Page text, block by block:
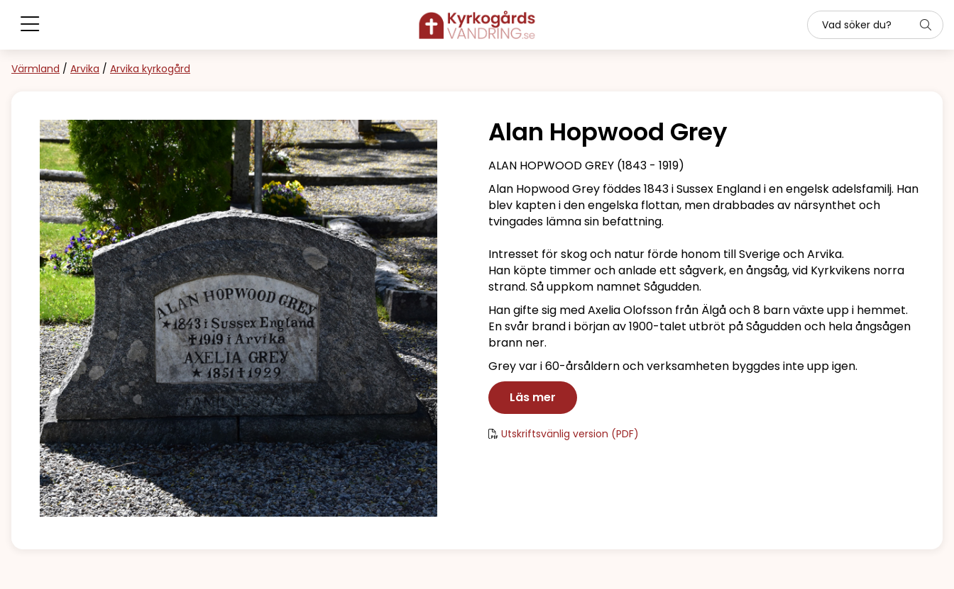
Värmland / Arvika / Arvika kyrkogård
Alan Hopwood Grey
ALAN HOPWOOD GREY (1843 - 1919)
Alan Hopwood Grey föddes 1843 i Sussex England i en engelsk adelsfamilj. Han
blev kapten i den engelska flottan, men drabbades av närsynthet och
tvingades lämna sin befattning.
Intresset för skog och natur förde honom till Sverige och Arvika.
Han köpte timmer och anlade ett sågverk, en ångsåg, vid Kyrkvikens norra
strand. Så uppkom namnet Sågudden.
Han gifte sig med Axelia Olofsson från Älgå och 8 barn växte upp i hemmet.
En svår brand i början av 1900-talet utbröt på Sågudden och hela ångsågen
brann ner.
Grey var i 60-årsåldern och verksamheten byggdes inte upp igen.
Läs mer
Utskriftsvänlig version (PDF)